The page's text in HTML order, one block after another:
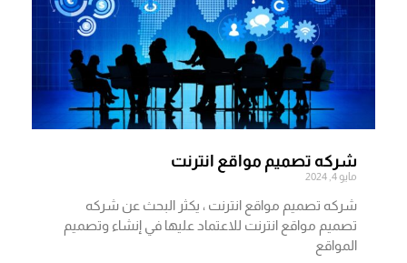
شركه تصميم مواقع انترنت
مايو 4, 2024
شركه تصميم مواقع انترنت ، يكثر البحث عن شركه
تصميم مواقع انترنت للاعتماد عليها في إنشاء وتصميم
المواقع